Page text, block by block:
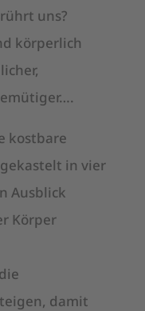
uns?
körperlich
kostbare
in vier
Ausblick
Körper
damit